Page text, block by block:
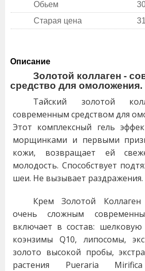
Обьем
Старая цена
Описание
Золотой коллаген -
средство для омоложения.
Тайский золотой
современным средством для
Этот комплексный гель
морщинками и первыми
кожи, возвращает ей
молодость. Способствует
шеи. Не вызывает раздражения.
Крем Золотой
очень сложным
включает в состав: шелковую
коэнзимы Q10, липосомы,
золото высокой пробы,
растения Pueraria